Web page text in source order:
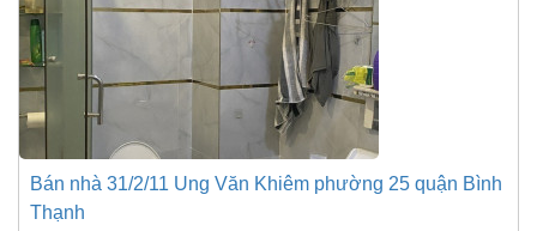
Bán nhà 31/2/11 Ung Văn Khiêm phường 25 quận Bình
Thạnh